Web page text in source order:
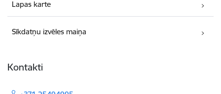
Lapas karte
Sīkdatņu izvēles maiņa
Kontakti